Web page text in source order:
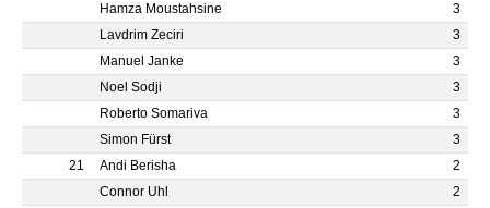
Hamza Moustahsine
3
Lavdrim Zeciri
3
Manuel Janke
3
Noel Sodji
3
Roberto Somariva
3
Simon Fürst
3
21
Andi Berisha
2
Connor Uhl
2